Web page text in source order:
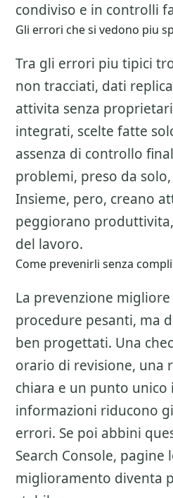
condiviso e in controlli
Gli errori che si vedono piu
Tra gli errori piu tipici
non tracciati, dati
attivita senza
integrati, scelte fatte
assenza di controllo
problemi, preso da
Insieme, pero, creano
peggiorano
del lavoro.
Come prevenirli senza
La prevenzione
procedure pesanti, ma
ben progettati. Una
orario di revisione, una
chiara e un punto unico
informazioni riducono
errori. Se poi abbini
Search Console, pagine
miglioramento diventa